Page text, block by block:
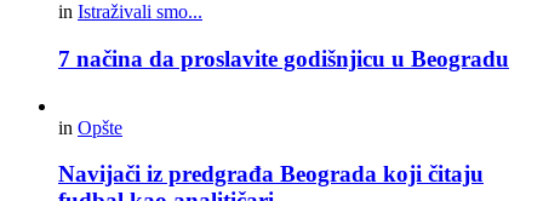
in Istraživali smo...
7 načina da proslavite godišnjicu u Beogradu
in Opšte
Navijači iz predgrađa Beograda koji čitaju